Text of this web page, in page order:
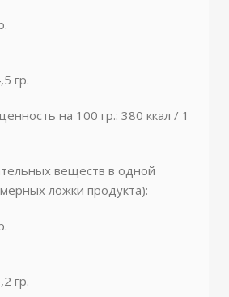
гр.
на 100 гр.: 380 ккал / 1
веществ в одной
ложки продукта):
гр.